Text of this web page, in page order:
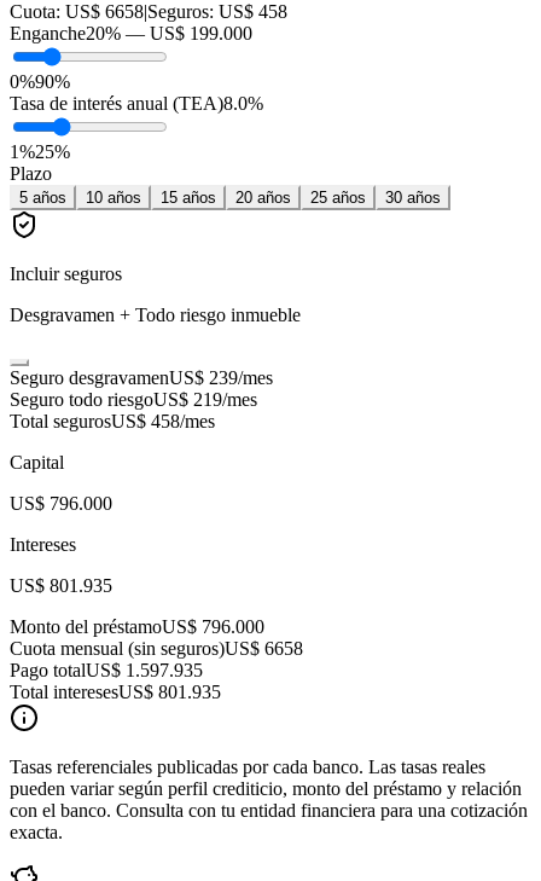
Cuota: US$ 6658|Seguros: US$ 458
Enganche20% — US$ 199.000
0%90%
Tasa de interés anual (TEA)8.0%
1%25%
Plazo
5 años 10 años 15 años 20 años 25 años 30 años
Incluir seguros
Desgravamen + Todo riesgo inmueble
Seguro desgravamenUS$ 239/mes
Seguro todo riesgoUS$ 219/mes
Total segurosUS$ 458/mes
Capital
US$ 796.000
Intereses
US$ 801.935
Monto del préstamoUS$ 796.000
Cuota mensual (sin seguros)US$ 6658
Pago totalUS$ 1.597.935
Total interesesUS$ 801.935
Tasas referenciales publicadas por cada banco. Las tasas reales
pueden variar según perfil crediticio, monto del préstamo y relación
con el banco. Consulta con tu entidad financiera para una cotización
exacta.